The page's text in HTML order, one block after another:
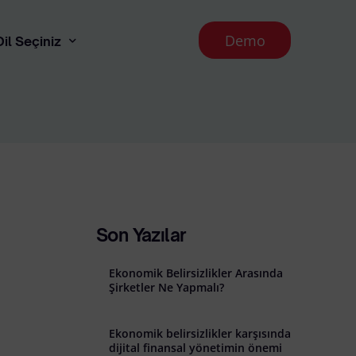
Seçiniz Demo
Son Yazılar
Ekonomik Belirsizlikler Arasında
Şirketler Ne Yapmalı?
Ekonomik belirsizlikler karşısında
dijital finansal yönetimin önemi